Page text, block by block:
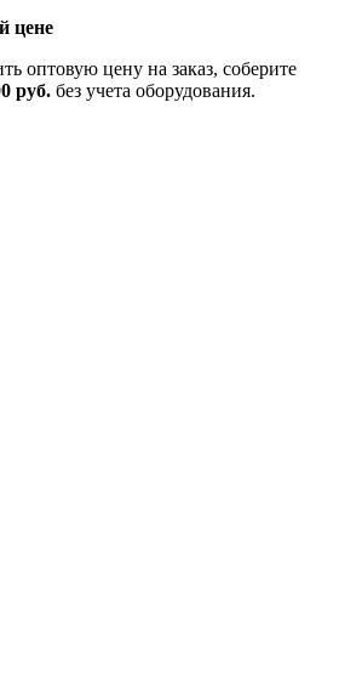
цене
оптовую цену на заказ, соберите
руб. без учета оборудования.